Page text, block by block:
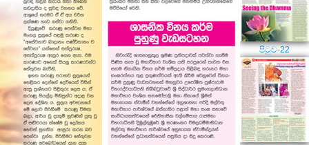
පිටුව-22